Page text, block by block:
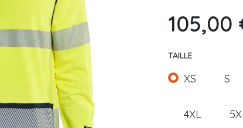
105,00
TAILLE
XS S
4XL